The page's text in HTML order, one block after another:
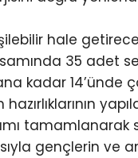
hale
35 adet
kadar 14’ünde
gençlerin ve